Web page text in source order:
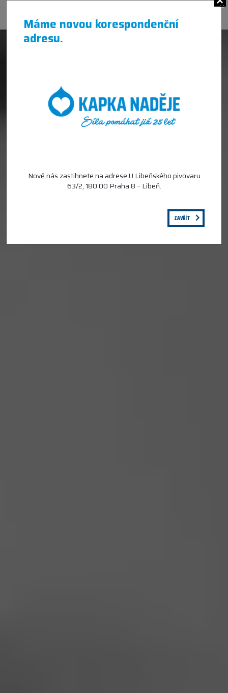
Máme novou korespondenční
adresu.
×
Nově nás zastihnete na adrese U Libeňského pivovaru
63/2, 180 00 Praha 8 – Libeň.
ZAVŘÍT